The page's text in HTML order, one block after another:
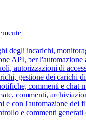
degli incarichi,
API, per l'automazione
autorizzazioni di
gestione dei carichi
commenti e chat
commenti,
e con l'automazione dei
e commenti generati